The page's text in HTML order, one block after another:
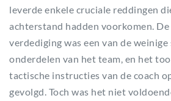
leverde enkele cruciale reddingen
achterstand hadden voorkomen.
verdediging was een van de
onderdelen van het team, en het
tactische instructies van de coach
gevolgd. Toch was het niet